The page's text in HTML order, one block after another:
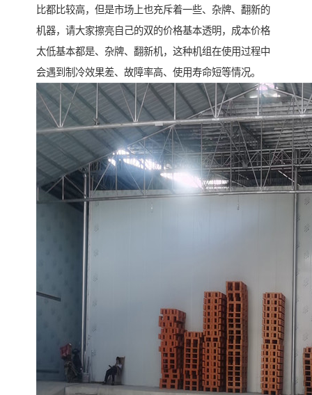
比都比较高，但是市场上也充斥着一些、杂牌、翻新的
机器，请大家擦亮自己的双的价格基本透明，成本价格
太低基本都是、杂牌、翻新机，这种机组在使用过程中
会遇到制冷效果差、故障率高、使用寿命短等情况。